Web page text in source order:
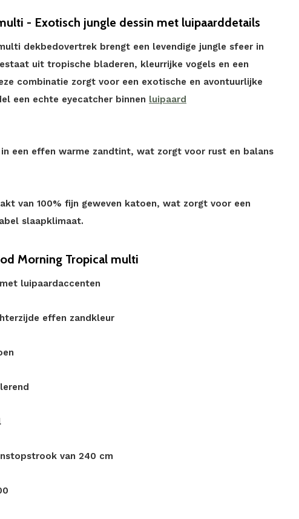
- Exotisch jungle dessin met luipaarddetails
dekbedovertrek brengt een levendige jungle sfeer in
uit tropische bladeren, kleurrijke vogels en een
combinatie zorgt voor een exotische en avontuurlijke
een echte eyecatcher binnen luipaard
een effen warme zandtint, wat zorgt voor rust en balans
van 100% fijn geweven katoen, wat zorgt voor een
slaapklimaat.
Morning Tropical multi
luipaardaccenten
effen zandkleur
van 240 cm